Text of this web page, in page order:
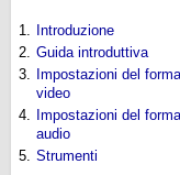
1.
Introduzione
2. Guida introduttiva
3.
Impostazioni del
video
4.
Impostazioni del
audio
5. Strumenti